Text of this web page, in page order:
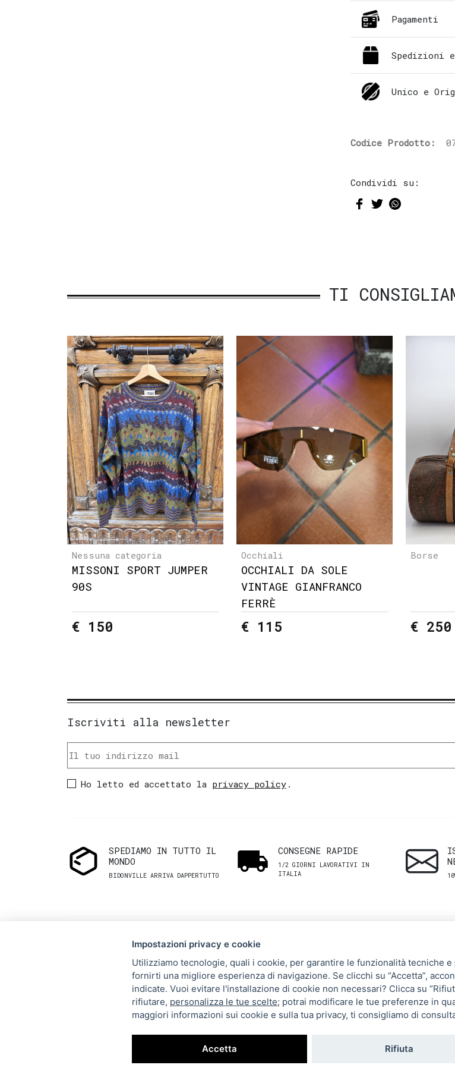
Pagamenti
Spedizioni
Unico e
Codice Prodotto:
Condividi su:
TI
Nessuna categoria
MISSONI SPORT JUMPER
90S
€ 150
Occhiali
OCCHIALI DA SOLE
VINTAGE GIANFRANCO
FERRÈ
€ 115
Borse
€ 250
Iscriviti alla newsletter
Ho letto ed accettato la privacy policy.
SPEDIAMO IN TUTTO IL
MONDO
BIDONVILLE ARRIVA DAPPERTUTTO
CONSEGNE RAPIDE
1/2 GIORNI LAVORATIVI IN
ITALIA
Via Melo 224/a, Bari, Italy,
+39 080 990 5699
P.IVA: 05921860721
Uomo
Donna
Brand
Tutti i prodotti
Termini
Privacy
Impostazioni privacy e cookie
Utilizziamo tecnologie, quali i cookie, per garantire le funzionalità tecniche
fornirti una migliore esperienza di navigazione. Se clicchi su “Accetta”,
indicate. Vuoi evitare l'installazione di cookie non necessari? Clicca su
rifiutare, personalizza le tue scelte; potrai modificare le tue preferenze in
maggiori informazioni sui cookie e sulla tua privacy, ti consigliamo di
Accetta Rifiuta